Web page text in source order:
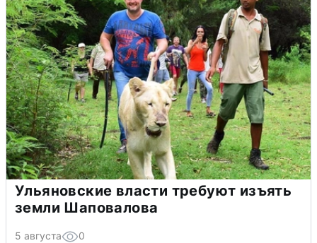
Ульяновские власти требуют изъять
земли Шаповалова
5 августа 0